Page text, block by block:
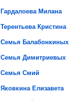
Гардалоева Милана
Терентьева Кристина
Семья Балабонкиных
Семья Димитриевых
Семья Смий
Яковкина Елизавета